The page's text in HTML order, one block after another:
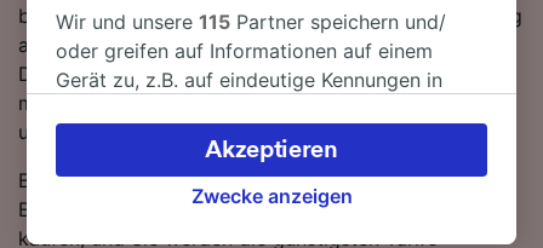
beträgt 1 Stunde 7 Minuten, wobei ca. 29 Züge am Tag
auf dieser Route verkehren. Bequemer geht's nicht!
Dank der direkten Zugverbindungen nach El Escorial
müssen Sie nicht umsteigen - einfach zurücklehnen
und die Fahrt genießen.
Buchen Sie Ihre Zugtickets von Madrid Atocha nach El
Escorial im Voraus, anstatt sie am Tag selbst zu
kaufen, und Sie werden die günstigsten Tarife
Wir und unsere115 Partner speichern und/
oder greifen auf Informationen auf einem
Gerät zu, z.B. auf eindeutige Kennungen in
verarbeiten. Sie können Ihre Präferenzen
akzeptieren oder verwalten, einschließlich
Ihres Widerspruchsrechts bei berechtigtem
Zwecke anzeigen
Akzeptieren